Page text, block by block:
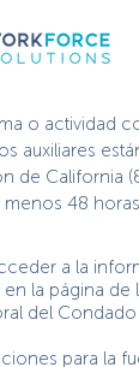
o actividad
auxiliares
de California
48
a la
en la página
del
para la